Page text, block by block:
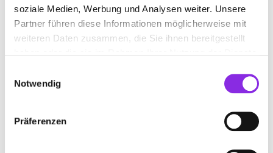
soziale Medien, Werbung und Analysen weiter. Unsere
Partner führen diese Informationen möglicherweise mit
weiteren Daten zusammen, die Sie ihnen bereitgestellt
Notwendig
Präferenzen
www.reiterhof-bad-liebenstein.de
Geschlossen - öffnet morgen um 09:00 Uhr
SCOUT ANGELSHOP